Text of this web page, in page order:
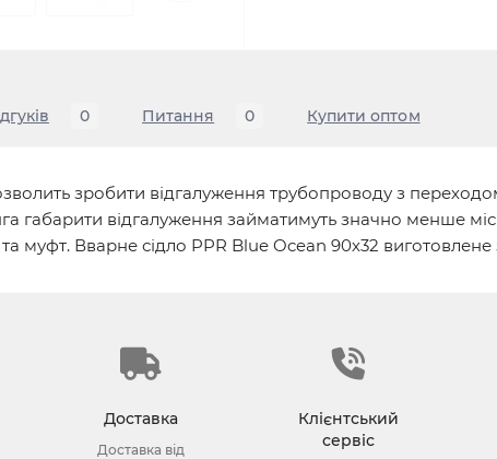
0 Питання 0 Купити оптом
зробити відгалуження трубопроводу з
габарити відгалуження займатимуть значно менше
муфт. Вварне сідло PPR Blue Ocean 90х32 виготовлене
Доставка
Доставка від
Клієнтський
сервіс